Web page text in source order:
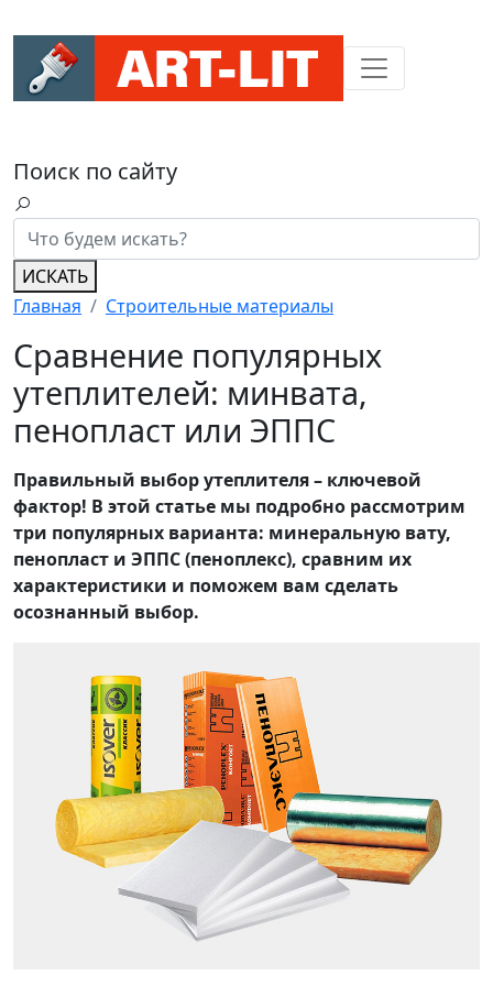
Поиск по сайту
ИСКАТЬ
Главная
Строительные материалы
Сравнение популярных
утеплителей: минвата,
пенопласт или ЭППС
Правильный выбор утеплителя – ключевой
фактор! В этой статье мы подробно рассмотрим
три популярных варианта: минеральную вату,
пенопласт и ЭППС (пеноплекс), сравним их
характеристики и поможем вам сделать
осознанный выбор.